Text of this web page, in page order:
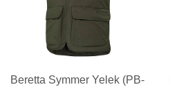
Beretta Symmer Yelek (PB-